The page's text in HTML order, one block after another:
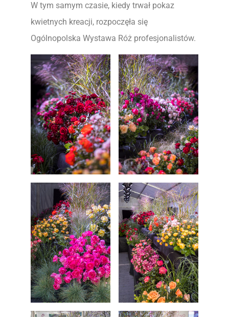
W tym samym czasie, kiedy trwał pokaz
kwietnych kreacji, rozpoczęła się
Ogólnopolska Wystawa Róż profesjonalistów.